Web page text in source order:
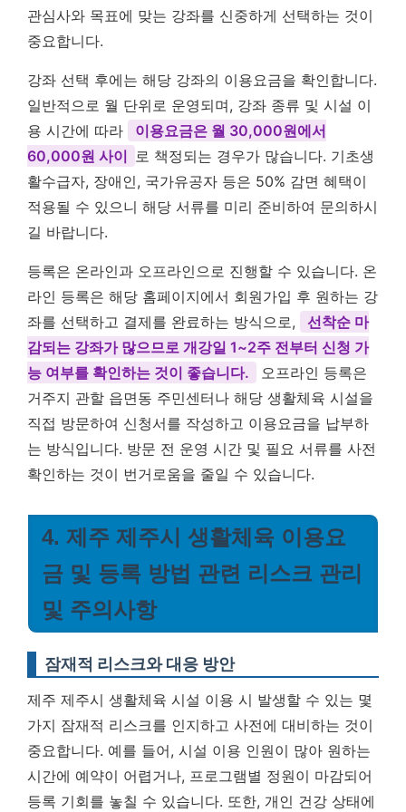
관심사와 목표에 맞는 강좌를 신중하게 선택하는 것이
중요합니다.
강좌 선택 후에는 해당 강좌의 이용요금을 확인합니다.
일반적으로 월 단위로 운영되며, 강좌 종류 및 시설 이
용 시간에 따라
이용요금은 월 30,000원에서
60,000원 사이 로 책정되는 경우가 많습니다. 기초생
활수급자, 장애인, 국가유공자 등은 50% 감면 혜택이
적용될 수 있으니 해당 서류를 미리 준비하여 문의하시
길 바랍니다.
등록은 온라인과 오프라인으로 진행할 수 있습니다. 온
라인 등록은 해당 홈페이지에서 회원가입 후 원하는 강
좌를 선택하고 결제를 완료하는 방식으로,
선착순 마
감되는 강좌가 많으므로 개강일 1~2주 전부터 신청 가
능 여부를 확인하는 것이 좋습니다.
오프라인 등록은
거주지 관할 읍면동 주민센터나 해당 생활체육 시설을
직접 방문하여 신청서를 작성하고 이용요금을 납부하
는 방식입니다. 방문 전 운영 시간 및 필요 서류를 사전
확인하는 것이 번거로움을 줄일 수 있습니다.
4. 제주 제주시 생활체육 이용요
금 및 등록 방법 관련 리스크 관리
및 주의사항
잠재적 리스크와 대응 방안
제주 제주시 생활체육 시설 이용 시 발생할 수 있는 몇
가지 잠재적 리스크를 인지하고 사전에 대비하는 것이
중요합니다. 예를 들어, 시설 이용 인원이 많아 원하는
시간에 예약이 어렵거나, 프로그램별 정원이 마감되어
등록 기회를 놓칠 수 있습니다. 또한, 개인 건강 상태에